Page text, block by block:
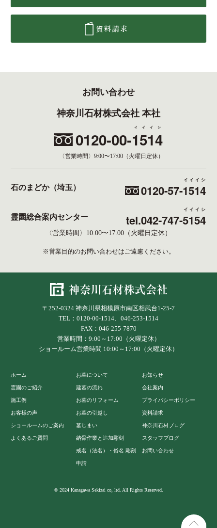
資料請求
お問い合わせ
神奈川石材株式会社 本社
0120-00-1514
イイイシ
〈営業時間〉 9:00〜17:00（火曜日定休）
石のまどか（埼玉） 0120-57-1514
イイイシ
霊園総合案内センター tel.042-747-5154
イイイシ
〈営業時間〉10:00〜17:00（火曜日定休）
※営業目的のお問い合わせはご遠慮ください。
〒252-0324 神奈川県相模原市南区相武台1-25-7
TEL：0120-00-1514、046-253-1514
FAX：046-255-7870
営業時間：9:00～17:00（火曜定休）
ショールーム営業時間 10:00～17:00（火曜定休）
ホーム
霊園のご紹介
施工例
お客様の声
ショールームのご案内
よくあるご質問
お墓について
建墓の流れ
お墓のリフォーム
お墓の引越し
墓じまい
納骨作業と追加彫刻
戒名（法名）・俗名 彫刻
申請
お知らせ
会社案内
プライバシーポリシー
資料請求
神奈川石材ブログ
スタッフブログ
お問い合わせ
© 2024 Kanagawa Sekizai co, ltd. All Rights Reserved.